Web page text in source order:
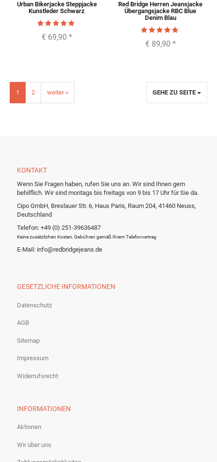
Urban Bikerjacke Steppjacke
Kunstleder Schwarz
€ 69,90 *
Red Bridge Herren Jeansjacke
Übergangsjacke RBC Blue
Denim Blau
€ 89,90 *
1 2 weiter » GEHE ZU SEITE
KONTAKT
Wenn Sie Fragen haben, rufen Sie uns an. Wir sind Ihnen gern
behilflich. Wir sind montags bis freitags von 9 bis 17 Uhr für Sie da.
Cipo GmbH, Breslauer Str. 6, Haus Paris, Raum 204, 41460 Neuss,
Deutschland
Telefon: +49 (0) 251-39636487
Keine zusätzlichen Kosten, Gebühren gemäß Ihrem Telefonvertrag
E-Mail: info@redbridgejeans.de
GESETZLICHE INFORMATIONEN
Datenschutz
AGB
Sitemap
Impressum
Widerrufsrecht
INFORMATIONEN
Aktionen
Wir über uns